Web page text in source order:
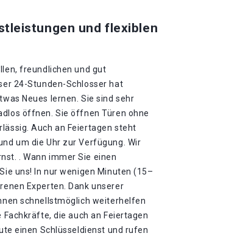
und flexiblen
freundlichen und gut
24-Stunden-Schlosser hat
Neues lernen. Sie sind sehr
öffnen. Sie öffnen Türen ohne
Auch an Feiertagen steht
um die Uhr zur Verfügung. Wir
. Wann immer Sie einen
uns! In nur wenigen Minuten (15–
Experten. Dank unserer
schnellstmöglich weiterhelfen
die auch an Feiertagen
einen Schlüsseldienst und rufen